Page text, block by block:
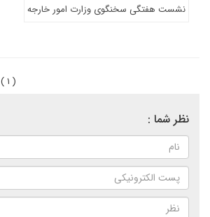
نشست هفتگی سخنگوی وزارت امور خارجه
( ۱ )
نظر شما :